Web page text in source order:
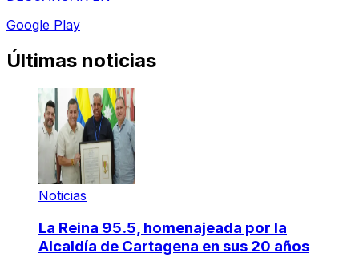
Google Play
Últimas noticias
Noticias
La Reina 95.5, homenajeada por la
Alcaldía de Cartagena en sus 20 años